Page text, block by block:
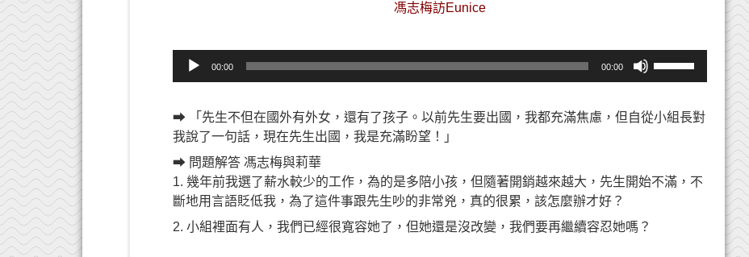
馮志梅訪Eunice
放
器
00:00 00:00
上/
鍵
➡ 「先生不但在國外有外女，還有了孩子。以前先生要出國，我都充滿焦慮，但自從小組長對
我說了一句話，現在先生出國，我是充滿盼望！」
➡ 問題解答 馮志梅與莉華
1. 幾年前我選了薪水較少的工作，為的是多陪小孩，但隨著開銷越來越大，先生開始不滿，不
斷地用言語貶低我，為了這件事跟先生吵的非常兇，真的很累，該怎麼辦才好？
2. 小組裡面有人，我們已經很寬容她了，但她還是沒改變，我們要再繼續容忍她嗎？